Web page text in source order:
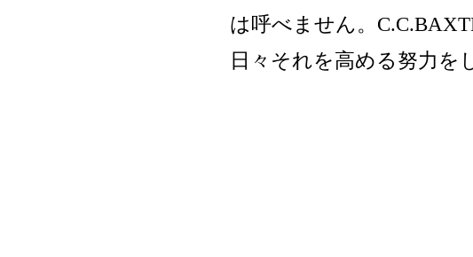
は呼べません。
日々それを高める努力を